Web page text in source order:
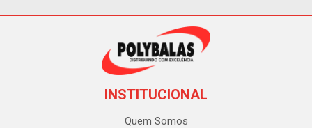
INSTITUCIONAL
Quem Somos